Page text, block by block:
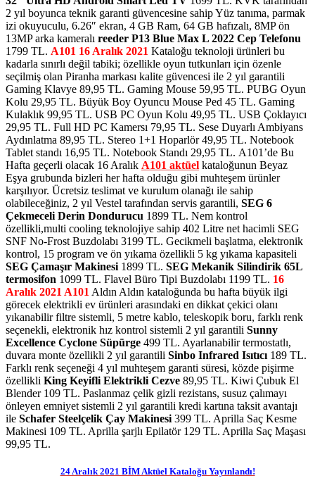
2 yıl boyunca teknik garanti güvencesine sahip Yüz tanıma, parmak
izi okuyuculu, 6.26″ ekran, 4 GB Ram, 64 GB hafızalı, 8MP ön
13MP arka kameralı reeder P13 Blue Max L 2022 Cep Telefonu
1799 TL. A101 16 Aralık 2021 Kataloğu teknoloji ürünleri bu
kadarla sınırlı değil tabiki; özellikle oyun tutkunları için özenle
seçilmiş olan Piranha markası kalite güvencesi ile 2 yıl garantili
Gaming Klavye 89,95 TL. Gaming Mouse 59,95 TL. PUBG Oyun
Kolu 29,95 TL. Büyük Boy Oyuncu Mouse Ped 45 TL. Gaming
Kulaklık 99,95 TL. USB PC Oyun Kolu 49,95 TL. USB Çoklayıcı
29,95 TL. Full HD PC Kamersı 79,95 TL. Sese Duyarlı Ambiyans
Aydınlatma 89,95 TL. Stereo 1+1 Hoparlör 49,95 TL. Notebook
Tablet standı 16,95 TL. Notebook Standı 29,95 TL. A101’de Bu
Hafta geçerli olacak 16 Aralık A101 aktüel kataloğunun Beyaz
Eşya grubunda bizleri her hafta olduğu gibi muhteşem ürünler
karşılıyor. Ücretsiz teslimat ve kurulum olanağı ile sahip
olabileceğiniz, 2 yıl Vestel tarafından servis garantili, SEG 6
Çekmeceli Derin Dondurucu 1899 TL. Nem kontrol
özellikli,multi cooling teknolojiye sahip 402 Litre net hacimli SEG
SNF No-Frost Buzdolabı 3199 TL. Gecikmeli başlatma, elektronik
kontrol, 15 program ve ön yıkama özellikli 5 kg yıkama kapasiteli
SEG Çamaşır Makinesi 1899 TL. SEG Mekanik Silindirik 65L
termosifon 1099 TL. Flavel Büro Tipi Buzdolabı 1199 TL. 16
Aralık 2021 A101 Aldın Aldın kataloğunda bu hafta büyük ilgi
görecek elektrikli ev ürünleri arasındaki en dikkat çekici olanı
yıkanabilir filtre sistemli, 5 metre kablo, teleskopik boru, farklı renk
seçenekli, elektronik hız kontrol sistemli 2 yıl garantili Sunny
Excellence Cyclone Süpürge 499 TL. Ayarlanabilir termostatlı,
duvara monte özellikli 2 yıl garantili Sinbo Infrared Isıtıcı 189 TL.
Farklı renk seçeneği 4 yıl muhteşem garanti süresi, közde pişirme
özellikli King Keyifli Elektrikli Cezve 89,95 TL. Kiwi Çubuk El
Blender 109 TL. Paslanmaz çelik gizli rezistans, susuz çalımayı
önleyen emniyet sistemli 2 yıl garantili kredi kartına taksit avantajı
ile Schafer Steelçelik Çay Makinesi 399 TL. Aprilla Saç Kesme
Makinesi 109 TL. Aprilla şarjlı Epilatör 129 TL. Aprilla Saç Maşası
99,95 TL.
24 Aralık 2021 BİM Aktüel Kataloğu Yayınlandı!